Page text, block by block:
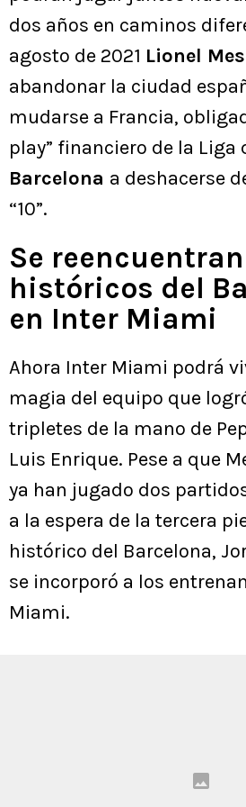
dos años en caminos
agosto de 2021 Lionel
abandonar la ciudad
mudarse a Francia,
play” financiero de la Liga
Barcelona a deshacerse
“10”.
Se
históricos del
en Inter Miami
Ahora Inter Miami podrá
magia del equipo que
tripletes de la mano de
Luis Enrique. Pese a que
ya han jugado dos
a la espera de la tercera
histórico del Barcelona,
se incorporó a los
Miami.